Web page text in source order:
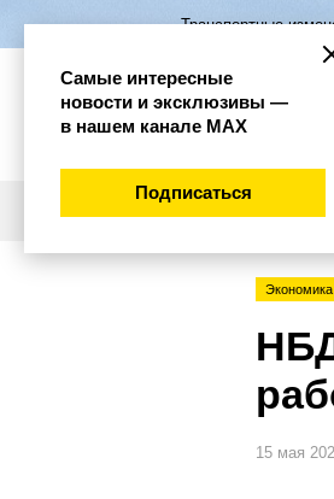
Транспортные
Экономика
15 мая
Самые интересные
новости и эксклюзивы —
в нашем канале МАХ
Подписаться